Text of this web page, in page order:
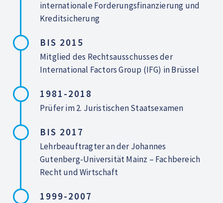
internationale Forderungsfinanzierung und
Kreditsicherung
BIS 2015
Mitglied des Rechtsausschusses der
International Factors Group (IFG) in Brüssel
1981-2018
Prüfer im 2. Juristischen Staatsexamen
BIS 2017
Lehrbeauftragter an der Johannes
Gutenberg-Universität Mainz – Fachbereich
Recht und Wirtschaft
1999-2007